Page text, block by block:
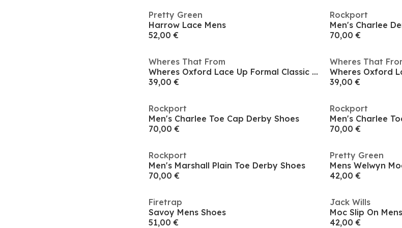
Pretty Green
Harrow Lace Mens
52,00 €
Rockport
Men's Charlee
70,00 €
Wheres That From
Wheres Oxford Lace Up Formal Classic Dress Shoe
39,00 €
Wheres That
39,00 €
Rockport
Men's Charlee Toe Cap Derby Shoes
70,00 €
Rockport
Men's Charlee
70,00 €
Rockport
Men's Marshall Plain Toe Derby Shoes
70,00 €
Pretty Green
Mens Welwyn
42,00 €
Firetrap
Savoy Mens Shoes
51,00 €
Jack Wills
Moc Slip On Mens
42,00 €